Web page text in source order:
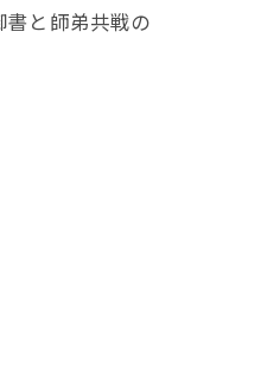
書と師弟共戦の